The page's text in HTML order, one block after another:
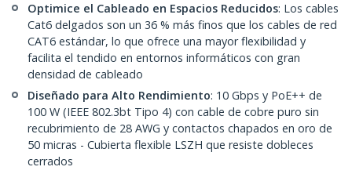
Optimice el Cableado en Espacios Reducidos: Los cables
Cat6 delgados son un 36 % más finos que los cables de red
CAT6 estándar, lo que ofrece una mayor flexibilidad y
facilita el tendido en entornos informáticos con gran
densidad de cableado
Diseñado para Alto Rendimiento: 10 Gbps y PoE++ de
100 W (IEEE 802.3bt Tipo 4) con cable de cobre puro sin
recubrimiento de 28 AWG y contactos chapados en oro de
50 micras - Cubierta flexible LSZH que resiste dobleces
cerrados